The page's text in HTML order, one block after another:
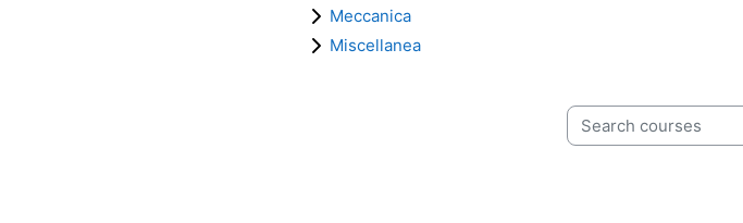
Meccanica
Miscellanea
Search courses